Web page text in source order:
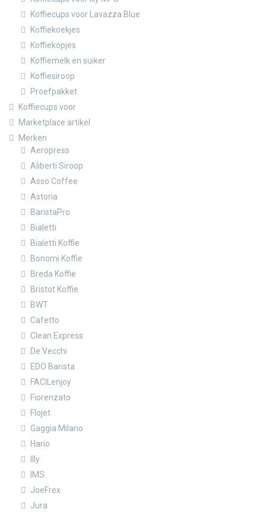
Koffiecups voor Lavazza Blue
Koffiekoekjes
Koffiekopjes
Koffiemelk en suiker
Koffiesiroop
Proefpakket
Koffiecups voor
Marketplace artikel
Merken
Aeropress
Aliberti Siroop
Asso Coffee
Astoria
BaristaPro
Bialetti
Bialetti Koffie
Bonomi Koffie
Breda Koffie
Bristot Koffie
BWT
Cafetto
Clean Express
De Vecchi
EDO Barista
FACILenjoy
Fiorenzato
Flojet
Gaggia Milano
Hario
Illy
IMS
JoeFrex
Jura